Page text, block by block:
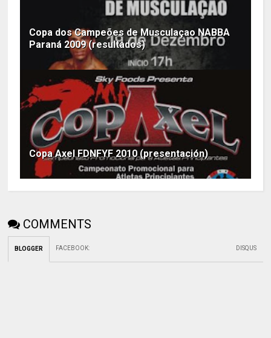
Copa dos Campeões de Musculaçao NABBA
Paraná 2009 (resultados)
Copa Axel FDNFYF 2010 (presentación)
COMMENTS
BLOGGER FACEBOOK: DISQUS